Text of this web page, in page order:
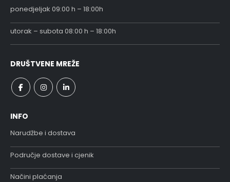
ponedjeljak 09:00 h – 18:00h
utorak – subota 08:00 h – 18:00h
DRUŠTVENE MREŽE
INFO
Narudžbe i dostava
Područje dostave i cjenik
Načini plaćanja